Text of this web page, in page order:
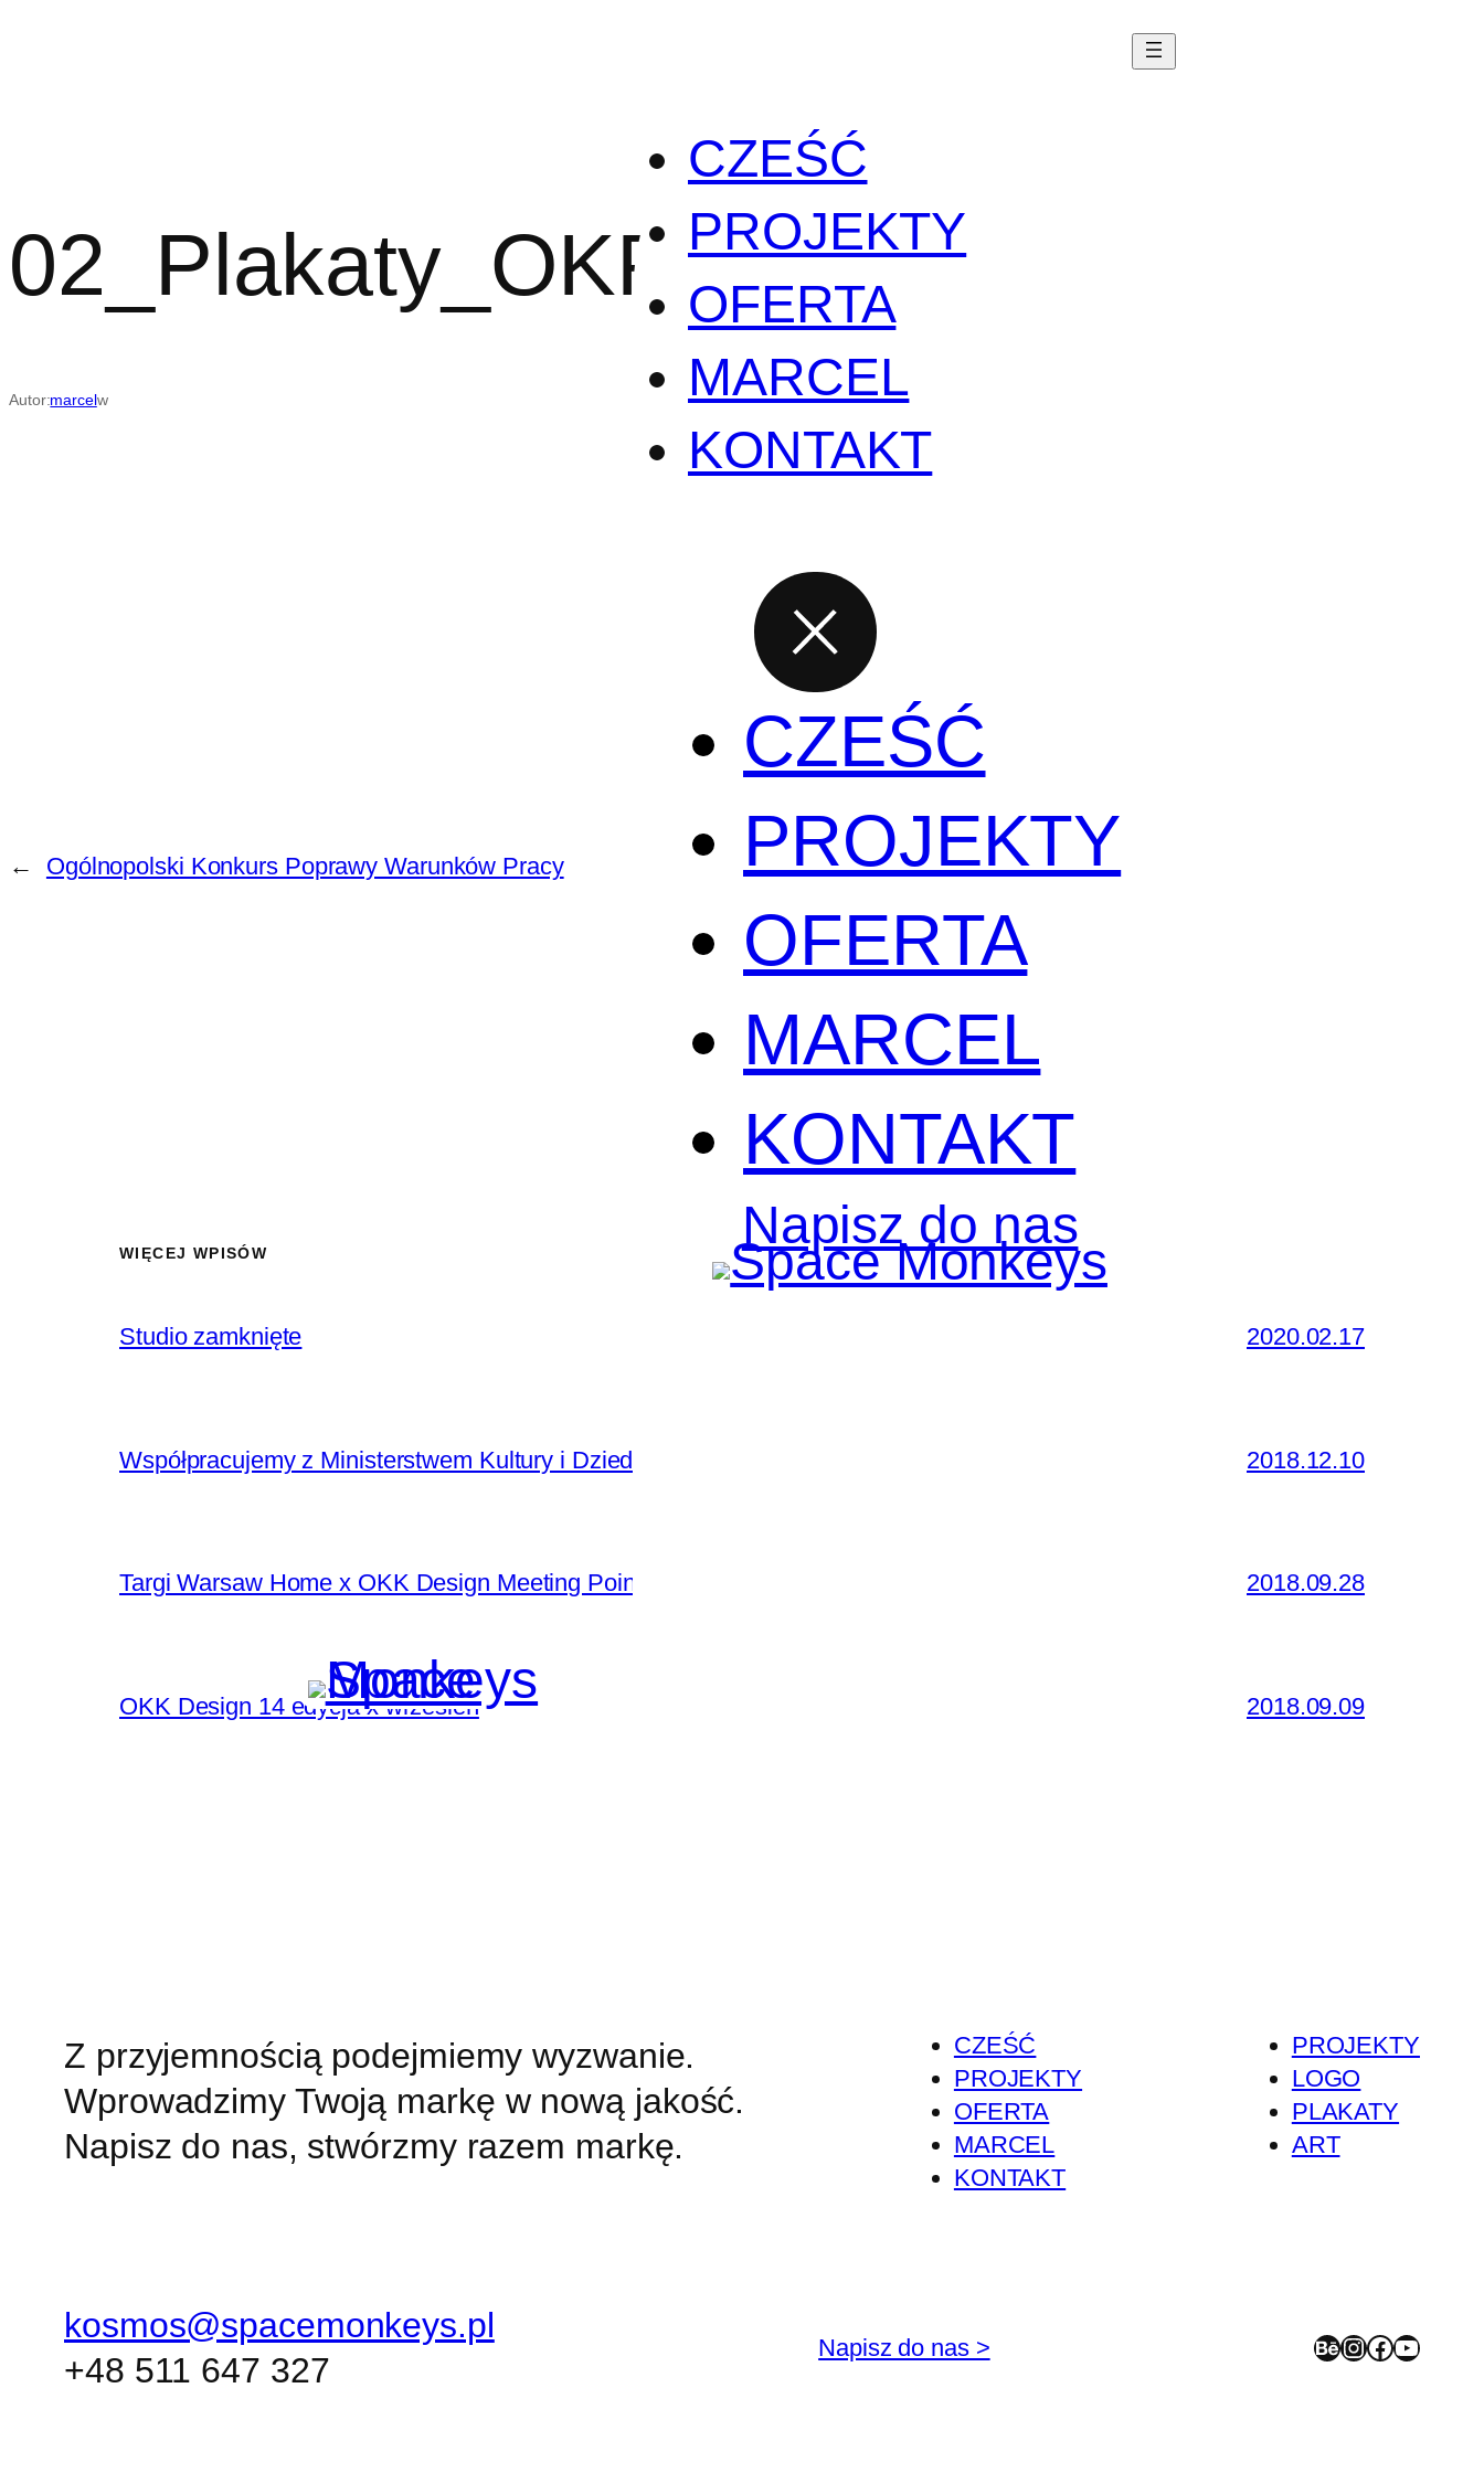
CZEŚĆ
PROJEKTY
OFERTA
MARCEL
KONTAKT
CZEŚĆ
PROJEKTY
OFERTA
MARCEL
KONTAKT
Napisz do nas
02_Plakaty_OKPWP_DRUK
Autor:marcelw
← Ogólnopolski Konkurs Poprawy Warunków Pracy
WIĘCEJ WPISÓW
Studio zamknięte 2020.02.17
Współpracujemy z Ministerstwem Kultury i Dziedzictwa Narodowego 2018.12.10
Targi Warsaw Home x OKK Design Meeting Point 2018.09.28
OKK Design 14 edycja x wrzesień 2018.09.09
Z przyjemnością podejmiemy wyzwanie.
Wprowadzimy Twoją markę w nową jakość.
Napisz do nas, stwórzmy razem markę.
CZEŚĆ
PROJEKTY
OFERTA
MARCEL
KONTAKT
PROJEKTY
LOGO
PLAKATY
ART
kosmos@spacemonkeys.pl
+48 511 647 327
Napisz do nas > Behance InstagramFacebook YouTube